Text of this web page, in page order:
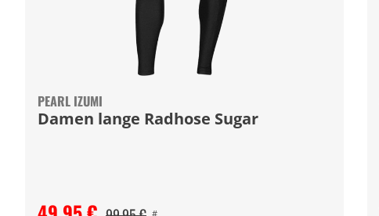
PEARL IZUMI
Damen lange Radhose Sugar
#